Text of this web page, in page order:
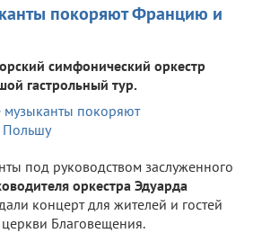
покоряют Францию и
симфонический оркестр
гастрольный тур.
под руководством заслуженного
оркестра Эдуарда
концерт для жителей и гостей
Благовещения.